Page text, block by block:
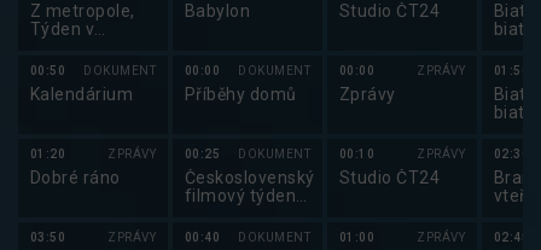
Z metropole,
Týden v
00:50 DOKUMENT
Kalendárium
01:20 ZPRÁVY
Dobré ráno
03:50 ZPRÁVY
Babylon
00:00 DOKUMENT
Příběhy domů
00:25 DOKUMENT
Československý
filmový týdeník
(1594/2379)
00:40 DOKUMENT
Studio ČT24
00:00 ZPRÁVY
Zprávy
00:10 ZPRÁVY
Studio ČT24
01:00 ZPRÁVY
01:50
02:30
02:45